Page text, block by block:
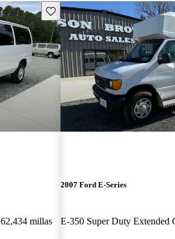
Guarda este Aviso
62,434 millas
2007 Ford E-Series